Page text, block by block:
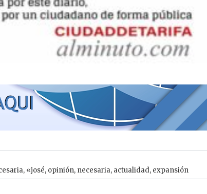
, «josé, opinión, necesaria, actualidad, expansión